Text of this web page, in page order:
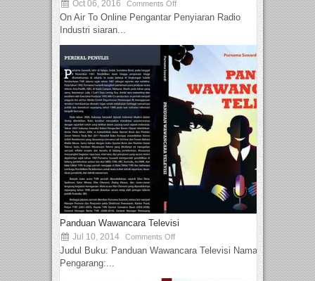
Oct 06, 2016 Comments Off
On Air To Online Pengantar Penyiaran Radio
Industri siaran...
Panduan Wawancara Televisi
Jul 10, 2014 Comments Off
Judul Buku: Panduan Wawancara Televisi Nama
Pengarang:...